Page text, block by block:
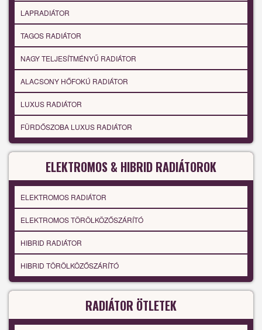
LAPRADIÁTOR
TAGOS RADIÁTOR
NAGY TELJESÍTMÉNYŰ RADIÁTOR
ALACSONY HŐFOKÚ RADIÁTOR
LUXUS RADIÁTOR
FÜRDŐSZOBA LUXUS RADIÁTOR
ELEKTROMOS & HIBRID RADIÁTOROK
ELEKTROMOS RADIÁTOR
ELEKTROMOS TÖRÖLKÖZŐSZÁRÍTÓ
HIBRID RADIÁTOR
HIBRID TÖRÖLKÖZŐSZÁRÍTÓ
RADIÁTOR ÖTLETEK